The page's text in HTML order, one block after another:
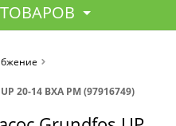
20-14 BXA PM (97916749)